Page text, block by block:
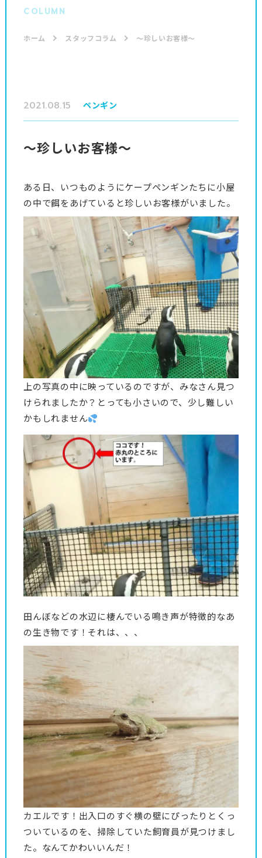
COLUMN
ホーム スタッフコラム ～珍しいお客様～
2021.08.15 ペンギン
～珍しいお客様～
ある日、いつものようにケープペンギンたちに小屋
の中で餌をあげていると珍しいお客様がいました。
上の写真の中に映っているのですが、みなさん見つ
けられましたか？とっても小さいので、少し難しい
かもしれません
田んぼなどの水辺に棲んでいる鳴き声が特徴的なあ
の生き物です！それは、、、
カエルです！出入口のすぐ横の壁にぴったりとくっ
ついているのを、掃除していた飼育員が見つけまし
た。なんてかわいいんだ！